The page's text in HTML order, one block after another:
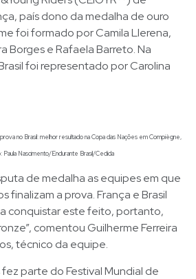
país dono da medalha de ouro
foi formado por Camila Llerena,
Borges e Rafaela Barreto. Na
foi representado por Carolina
no Brasil: melhor resultado na Copa das Nações em Compiègne,
Paula Nascimento/Endurante Brasil/Cedida
de medalha as equipes em que
finalizam a prova. França e Brasil
conquistar este feito, portanto,
comentou Guilherme Ferreira
técnico da equipe.
parte do Festival Mundial de